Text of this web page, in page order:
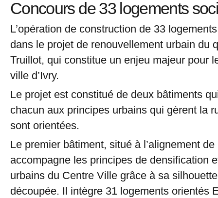
Concours de 33 logements
L’opération de construction de 33
dans le projet de renouvellement urbain du
Truillot, qui constitue un enjeu majeur pour
ville d’Ivry.
Le projet est constitué de deux bâtiments
chacun aux principes urbains qui gèrent la
sont orientées.
Le premier bâtiment, situé à l’alignement
accompagne les principes de densification
urbains du Centre Ville grâce à sa
découpée. Il intègre 31 logements orientés